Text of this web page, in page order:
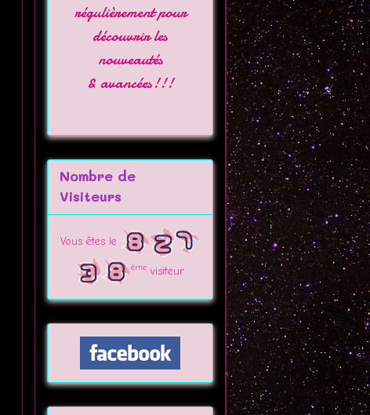
régulièrement pour
découvrir les
nouveautés
& avancées!!!
Nombre de
Visiteurs
Vous êtes le
ème visiteur